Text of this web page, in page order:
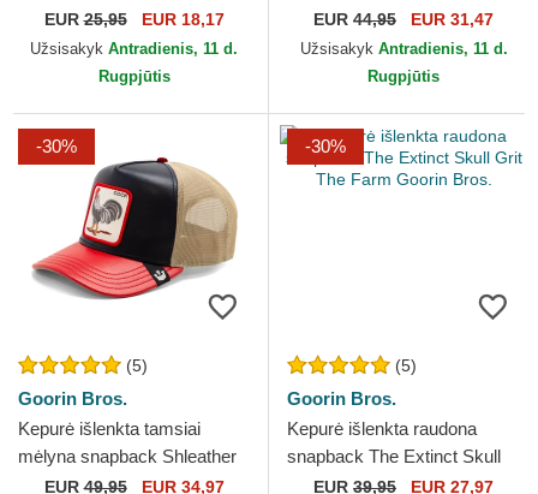
Porcinos FC Kings League
New Era
EUR25,95 EUR 18,17
Užsisakyk Antradienis, 11 d.
Rugpjūtis
Bee The Farm Goorin Bros.
EUR 44,95 EUR 31,47
Užsisakyk Antradienis, 11 d.
Rugpjūtis
-30%
(5)
Goorin Bros.
Kepurė išlenkta tamsiai
mėlyna snapback Shleather
Cock The Farm Goorin Bros.
EUR49,95 EUR 34,97
-30%
(5)
Goorin Bros.
Kepurė išlenkta raudona
snapback The Extinct Skull
Grit The Farm Goorin Bros.
EUR 39,95 EUR 27,97